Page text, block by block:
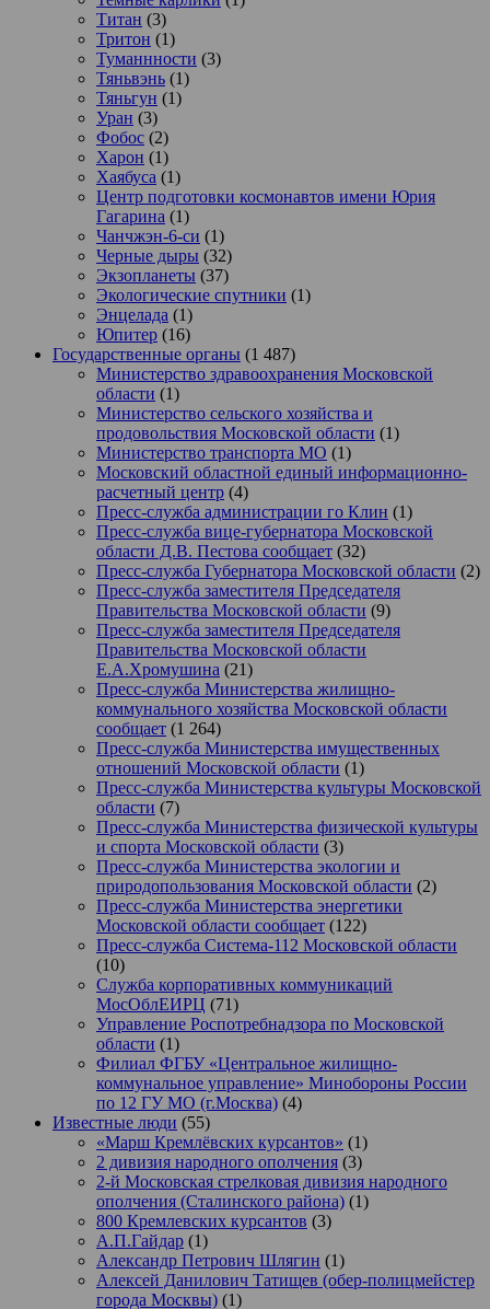
Титан (3)
Тритон (1)
Туманнности (3)
Тяньвэнь (1)
Тяньгун (1)
Уран (3)
Фобос (2)
Харон (1)
Хаябуса (1)
Центр подготовки космонавтов имени Юрия
Гагарина (1)
Чанчжэн-6-си (1)
Черные дыры (32)
Экзопланеты (37)
Экологические спутники (1)
Энцелада (1)
Юпитер (16)
Государственные органы (1 487)
Министерство здравоохранения Московской
области (1)
Министерство сельского хозяйства и
продовольствия Московской области (1)
Министерство транспорта МО (1)
Московский областной единый информационно-
расчетный центр (4)
Пресс-служба администрации го Клин (1)
Пресс-служба вице-губернатора Московской
области Д.В. Пестова сообщает (32)
Пресс-служба Губернатора Московской области (2)
Пресс-служба заместителя Председателя
Правительства Московской области (9)
Пресс-служба заместителя Председателя
Правительства Московской области
Е.А.Хромушина (21)
Пресс-служба Министерства жилищно-
коммунального хозяйства Московской области
сообщает (1 264)
Пресс-служба Министерства имущественных
отношений Московской области (1)
Пресс-служба Министерства культуры Московской
области (7)
Пресс-служба Министерства физической культуры
и спорта Московской области (3)
Пресс-служба Министерства экологии и
природопользования Московской области (2)
Пресс-служба Министерства энергетики
Московской области сообщает (122)
Пресс-служба Система-112 Московской области
(10)
Служба корпоративных коммуникаций
МосОблЕИРЦ (71)
Управление Роспотребнадзора по Московской
области (1)
Филиал ФГБУ «Центральное жилищно-
коммунальное управление» Минобороны России
по 12 ГУ МО (г.Москва) (4)
Известные люди (55)
«Марш Кремлёвских курсантов» (1)
2 дивизия народного ополчения (3)
2-й Московская стрелковая дивизия народного
ополчения (Сталинского района) (1)
800 Кремлевских курсантов (3)
А.П.Гайдар (1)
Александр Петрович Шлягин (1)
Алексей Данилович Татищев (обер-полицмейстер
города Москвы) (1)